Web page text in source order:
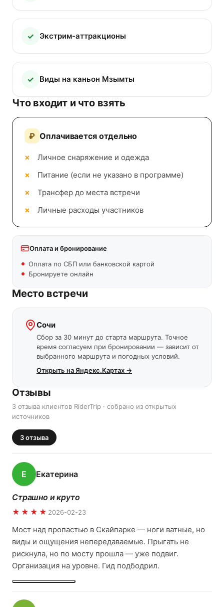
Экстрим-аттракционы
Виды на каньон Мзымты
Что входит и что взять
Оплачивается отдельно
Личное снаряжение и одежда
Питание (если не указано в программе)
Трансфер до места встречи
Личные расходы участников
Оплата и бронирование
Оплата по СБП или банковской картой
Бронируете онлайн
Место встречи
Сочи
Сбор за 30 минут до старта маршрута. Точное
время согласуем при бронировании — зависит от
выбранного маршрута и погодных условий.
Открыть на Яндекс.Картах →
Отзывы
3 отзыва клиентов RiderTrip · собрано из открытых
источников
3отзыва
Е Екатерина
Страшно и круто
★★★★ 2026-02-23
Мост над пропастью в Скайпарке — ноги ватные, но
виды и ощущения непередаваемые. Прыгать не
рискнула, но по мосту прошла — уже подвиг.
Организация на уровне. Гид подбодрил.